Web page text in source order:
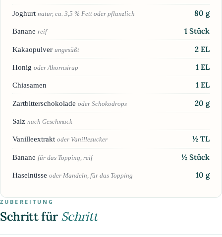
Joghurt natur, ca. 3,5 % Fett oder pflanzlich 80 g
Banane reif 1 Stück
Kakaopulver ungesüßt 2 EL
Honig oder Ahornsirup 1 EL
Chiasamen 1 EL
Zartbitterschokolade oder Schokodrops 20 g
Salz nach Geschmack
Vanilleextrakt oder Vanillezucker ½ TL
Banane für das Topping, reif ½ Stück
Haselnüsse oder Mandeln, für das Topping 10 g
ZUBEREITUNG
Schritt für Schritt